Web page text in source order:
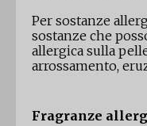
Per sostanze
sostanze che
allergica sulla
arrossamento,
Fragranze